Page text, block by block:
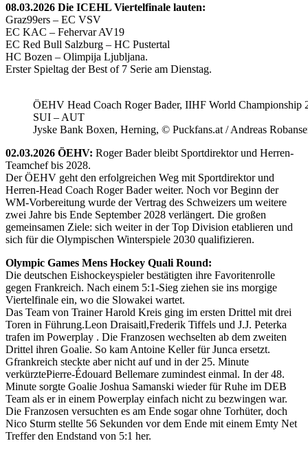
08.03.2026 Die ICEHL Viertelfinale lauten:
Graz99ers – EC VSV
EC KAC – Fehervar AV19
EC Red Bull Salzburg – HC Pustertal
HC Bozen – Olimpija Ljubljana.
Erster Spieltag der Best of 7 Serie am Dienstag.
ÖEHV Head Coach Roger Bader, IIHF World Championship
SUI – AUT
Jyske Bank Boxen, Herning, © Puckfans.at / Andreas
02.03.2026 ÖEHV: Roger Bader bleibt Sportdirektor und Herren-
Teamchef bis 2028.
Der ÖEHV geht den erfolgreichen Weg mit Sportdirektor und
Herren-Head Coach Roger Bader weiter. Noch vor Beginn der
WM-Vorbereitung wurde der Vertrag des Schweizers um weitere
zwei Jahre bis Ende September 2028 verlängert. Die großen
gemeinsamen Ziele: sich weiter in der Top Division etablieren und
sich für die Olympischen Winterspiele 2030 qualifizieren.
Olympic Games Mens Hockey Quali Round:
Die deutschen Eishockeyspieler bestätigten ihre Favoritenrolle
gegen Frankreich. Nach einem 5:1-Sieg ziehen sie ins morgige
Viertelfinale ein, wo die Slowakei wartet.
Das Team von Trainer Harold Kreis ging im ersten Drittel mit drei
Toren in Führung.Leon Draisaitl,Frederik Tiffels und J.J. Peterka
trafen im Powerplay . Die Franzosen wechselten ab dem zweiten
Drittel ihren Goalie. So kam Antoine Keller für Junca ersetzt.
Gfrankreich steckte aber nicht auf und in der 25. Minute
verkürztePierre-Édouard Bellemare zumindest einmal. In der 48.
Minute sorgte Goalie Joshua Samanski wieder für Ruhe im DEB
Team als er in einem Powerplay einfach nicht zu bezwingen war.
Die Franzosen versuchten es am Ende sogar ohne Torhüter, doch
Nico Sturm stellte 56 Sekunden vor dem Ende mit einem Emty Net
Treffer den Endstand von 5:1 her.